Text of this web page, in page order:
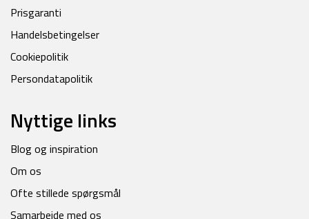
Prisgaranti
Handelsbetingelser
Cookiepolitik
Persondatapolitik
Nyttige links
Blog og inspiration
Om os
Ofte stillede spørgsmål
Samarbejde med os